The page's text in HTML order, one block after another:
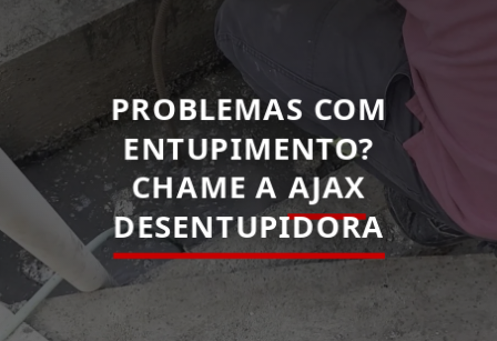
PROBLEMAS COM
ENTUPIMENTO?
CHAME A AJAX
DESENTUPIDORA